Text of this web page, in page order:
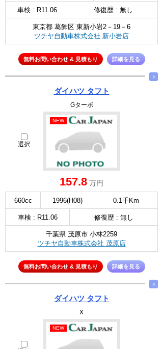
車検 : R11.06 修復歴 : 無し
東京都 葛飾区 東新小岩2－19－6
ツチヤ自動車株式会社 新小岩店
無料お問い合わせ & 見積もり 詳細を見る
∧
ダイハツ タフト
Gターボ
選択
NEW
157.8 万円
660cc 1996(H08) 0.1千Km
車検 : R11.06 修復歴 : 無し
千葉県 茂原市 小林2259
ツチヤ自動車株式会社 茂原店
無料お問い合わせ & 見積もり 詳細を見る
∧
ダイハツ タフト
X
NEW